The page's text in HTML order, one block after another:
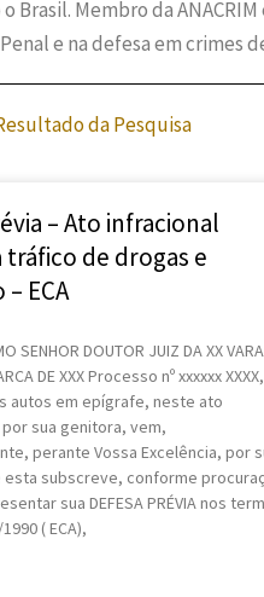
Membro da
e na defesa em
da Pesquisa
– Ato infracional
tráfico de drogas e
ECA
SENHOR DOUTOR JUIZ DA XX VARA
DE XXX Processo nº xxxxxx
autos em epígrafe, neste ato
sua genitora, vem,
perante Vossa Excelência, por
esta subscreve, conforme
sua DEFESA PRÉVIA nos
( ECA),